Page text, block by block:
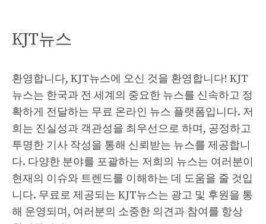
KJT뉴스
환영합니다, KJT뉴스에 오신 것을 환영합니다! KJT
뉴스는 한국과 전 세계의 중요한 뉴스를 신속하고 정
확하게 전달하는 무료 온라인 뉴스 플랫폼입니다. 저
희는 진실성과 객관성을 최우선으로 하며, 공정하고
투명한 기사 작성을 통해 신뢰받는 뉴스를 제공합니
다. 다양한 분야를 포괄하는 저희의 뉴스는 여러분이
현재의 이슈와 트렌드를 이해하는 데 도움을 줄 것입
니다. 무료로 제공되는 KJT뉴스는 광고 및 후원을 통
해 운영되며, 여러분의 소중한 의견과 참여를 항상